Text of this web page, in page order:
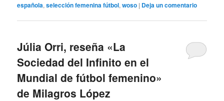
española,selección femenina fútbol,woso | Deja un comentario
Júlia Orri, reseña «La
Sociedad del Infinito en el
Mundial de fútbol femenino»
de Milagros López